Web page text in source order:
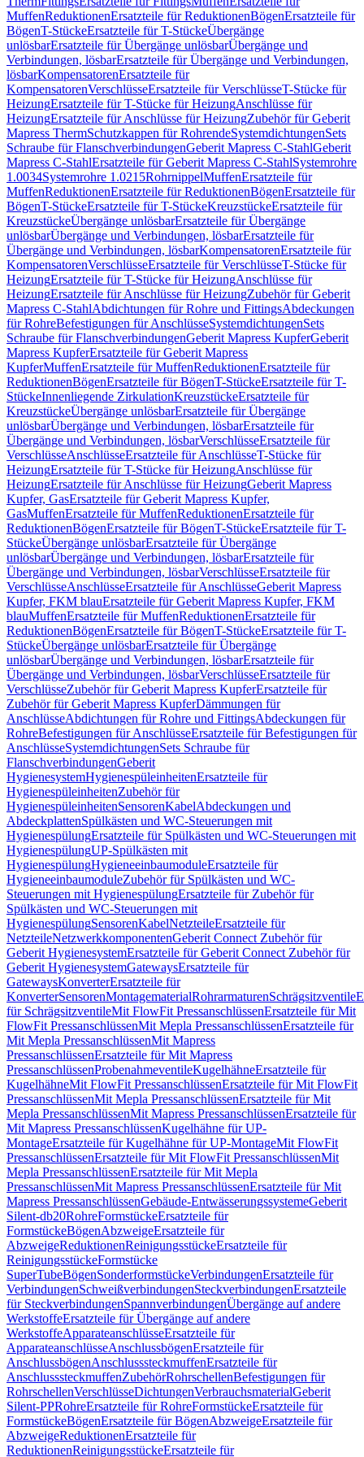
MuffenReduktionenErsatzteile für ReduktionenBögenErsatzteile für
BögenT-StückeErsatzteile für T-StückeÜbergänge
unlösbarErsatzteile für Übergänge unlösbarÜbergänge und
Verbindungen, lösbarErsatzteile für Übergänge und Verbindungen,
lösbarKompensatorenErsatzteile für
KompensatorenVerschlüsseErsatzteile für VerschlüsseT-Stücke für
HeizungErsatzteile für T-Stücke für HeizungAnschlüsse für
HeizungErsatzteile für Anschlüsse für HeizungZubehör für Geberit
Mapress ThermSchutzkappen für RohrendeSystemdichtungenSets
Schraube für FlanschverbindungenGeberit Mapress C-StahlGeberit
Mapress C-StahlErsatzteile für Geberit Mapress C-StahlSystemrohre
1.0034Systemrohre 1.0215RohrnippelMuffenErsatzteile für
MuffenReduktionenErsatzteile für ReduktionenBögenErsatzteile für
BögenT-StückeErsatzteile für T-StückeKreuzstückeErsatzteile für
KreuzstückeÜbergänge unlösbarErsatzteile für Übergänge
unlösbarÜbergänge und Verbindungen, lösbarErsatzteile für
Übergänge und Verbindungen, lösbarKompensatorenErsatzteile für
KompensatorenVerschlüsseErsatzteile für VerschlüsseT-Stücke für
HeizungErsatzteile für T-Stücke für HeizungAnschlüsse für
HeizungErsatzteile für Anschlüsse für HeizungZubehör für Geberit
Mapress C-StahlAbdichtungen für Rohre und FittingsAbdeckungen
für RohreBefestigungen für AnschlüsseSystemdichtungenSets
Schraube für FlanschverbindungenGeberit Mapress KupferGeberit
Mapress KupferErsatzteile für Geberit Mapress
KupferMuffenErsatzteile für MuffenReduktionenErsatzteile für
ReduktionenBögenErsatzteile für BögenT-StückeErsatzteile für T-
StückeInnenliegende ZirkulationKreuzstückeErsatzteile für
KreuzstückeÜbergänge unlösbarErsatzteile für Übergänge
unlösbarÜbergänge und Verbindungen, lösbarErsatzteile für
Übergänge und Verbindungen, lösbarVerschlüsseErsatzteile für
VerschlüsseAnschlüsseErsatzteile für AnschlüsseT-Stücke für
HeizungErsatzteile für T-Stücke für HeizungAnschlüsse für
HeizungErsatzteile für Anschlüsse für HeizungGeberit Mapress
Kupfer, GasErsatzteile für Geberit Mapress Kupfer,
GasMuffenErsatzteile für MuffenReduktionenErsatzteile für
ReduktionenBögenErsatzteile für BögenT-StückeErsatzteile für T-
StückeÜbergänge unlösbarErsatzteile für Übergänge
unlösbarÜbergänge und Verbindungen, lösbarErsatzteile für
Übergänge und Verbindungen, lösbarVerschlüsseErsatzteile für
VerschlüsseAnschlüsseErsatzteile für AnschlüsseGeberit Mapress
Kupfer, FKM blauErsatzteile für Geberit Mapress Kupfer, FKM
blauMuffenErsatzteile für MuffenReduktionenErsatzteile für
ReduktionenBögenErsatzteile für BögenT-StückeErsatzteile für T-
StückeÜbergänge unlösbarErsatzteile für Übergänge
unlösbarÜbergänge und Verbindungen, lösbarErsatzteile für
Übergänge und Verbindungen, lösbarVerschlüsseErsatzteile für
VerschlüsseZubehör für Geberit Mapress KupferErsatzteile für
Zubehör für Geberit Mapress KupferDämmungen für
AnschlüsseAbdichtungen für Rohre und FittingsAbdeckungen für
RohreBefestigungen für AnschlüsseErsatzteile für Befestigungen für
AnschlüsseSystemdichtungenSets Schraube für
FlanschverbindungenGeberit
HygienesystemHygienespüleinheitenErsatzteile für
HygienespüleinheitenZubehör für
HygienespüleinheitenSensorenKabelAbdeckungen und
AbdeckplattenSpülkästen und WC-Steuerungen mit
HygienespülungErsatzteile für Spülkästen und WC-Steuerungen mit
HygienespülungUP-Spülkästen mit
HygienespülungHygieneeinbaumoduleErsatzteile für
HygieneeinbaumoduleZubehör für Spülkästen und WC-
Steuerungen mit HygienespülungErsatzteile für Zubehör für
Spülkästen und WC-Steuerungen mit
HygienespülungSensorenKabelNetzteileErsatzteile für
NetzteileNetzwerkkomponentenGeberit Connect Zubehör für
Geberit HygienesystemErsatzteile für Geberit Connect Zubehör für
Geberit HygienesystemGatewaysErsatzteile für
GatewaysKonverterErsatzteile für
KonverterSensorenMontagematerialRohrarmaturenSchrägsitzventile
für SchrägsitzventileMit FlowFit PressanschlüssenErsatzteile für Mit
FlowFit PressanschlüssenMit Mepla PressanschlüssenErsatzteile für
Mit Mepla PressanschlüssenMit Mapress
PressanschlüssenErsatzteile für Mit Mapress
PressanschlüssenProbenahmeventileKugelhähneErsatzteile für
KugelhähneMit FlowFit PressanschlüssenErsatzteile für Mit FlowFit
PressanschlüssenMit Mepla PressanschlüssenErsatzteile für Mit
Mepla PressanschlüssenMit Mapress PressanschlüssenErsatzteile für
Mit Mapress PressanschlüssenKugelhähne für UP-
MontageErsatzteile für Kugelhähne für UP-MontageMit FlowFit
PressanschlüssenErsatzteile für Mit FlowFit PressanschlüssenMit
Mepla PressanschlüssenErsatzteile für Mit Mepla
PressanschlüssenMit Mapress PressanschlüssenErsatzteile für Mit
Mapress PressanschlüssenGebäude-EntwässerungssystemeGeberit
Silent-db20RohreFormstückeErsatzteile für
FormstückeBögenAbzweigeErsatzteile für
AbzweigeReduktionenReinigungsstückeErsatzteile für
ReinigungsstückeFormstücke
SuperTubeBögenSonderformstückeVerbindungenErsatzteile für
VerbindungenSchweißverbindungenSteckverbindungenErsatzteile
für SteckverbindungenSpannverbindungenÜbergänge auf andere
WerkstoffeErsatzteile für Übergänge auf andere
WerkstoffeApparateanschlüsseErsatzteile für
ApparateanschlüsseAnschlussbögenErsatzteile für
AnschlussbögenAnschlusssteckmuffenErsatzteile für
AnschlusssteckmuffenZubehörRohrschellenBefestigungen für
RohrschellenVerschlüsseDichtungenVerbrauchsmaterialGeberit
Silent-PPRohreErsatzteile für RohreFormstückeErsatzteile für
FormstückeBögenErsatzteile für BögenAbzweigeErsatzteile für
AbzweigeReduktionenErsatzteile für
ReduktionenReinigungsstückeErsatzteile für